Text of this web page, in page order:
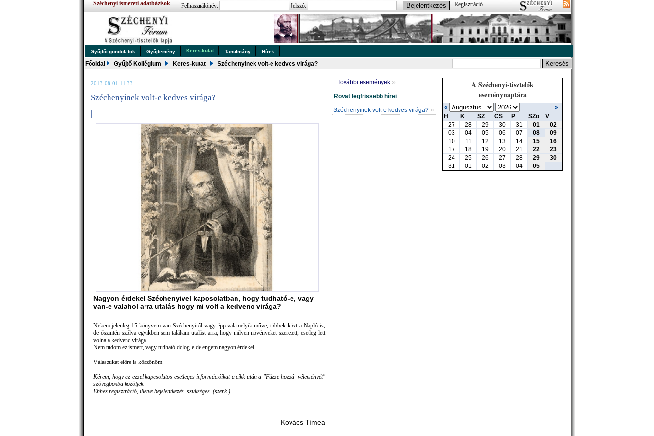
Széchenyi ismereti adatbázisok Felhasználónév: Jelszó: Regisztráció
Gyűjtői gondolatok Gyűjtemény Keres-kutat Tanulmány Hírek
Főoldal Gyűjtő Kollégium Keres-kutat Széchenyinek volt-e kedves virága?
2013-08-01 11:33
Széchenyinek volt-e kedves virága?
|
Nagyon érdekel Széchenyivel kapcsolatban, hogy tudható-e, vagy
van-e valahol arra utalás hogy mi volt a kedvenc virága?
Nekem jelenleg 15 könyvem van Széchenyiről vagy épp valamelyik műve, többek közt a Napló is,
de őszintén szólva egyikben sem találtam utalást arra, hogy milyen növényeket szeretett, esetleg lett
volna a kedvenc virága.
Nem tudom ez ismert, vagy tudható dolog-e de engem nagyon érdekel.
Válaszukat előre is köszönöm!
Kérem, hogy az ezzel kapcsolatos esetleges információikat a cikk után a "Fűzze hozzá véleményét"
szövegboxba közöljék.
Ehhez regisztráció, illetve bejelentkezés szükséges. (szerk.)
Kovács Tímea
További események »
Rovat legfrissebb hírei
Széchenyinek volt-e kedves virága? »
A Széchenyi-tisztelők
eseménynaptára
«
»
H
K SZ CS P SZo
V
27
28 29 30 31 01
02
03
04 05 06 07 08
09
10
11 12 13 14 15
16
17
18 19 20 21 22
23
24
25 26 27 28 29
30
31
01 02 03 04 05